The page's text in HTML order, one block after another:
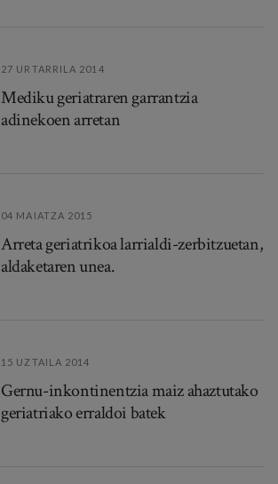
27 URTARRILA 2014
Mediku geriatraren garrantzia
adinekoen arretan
04 MAIATZA 2015
Arreta geriatrikoa larrialdi-zerbitzuetan,
aldaketaren unea.
15 UZTAILA 2014
Gernu-inkontinentzia maiz ahaztutako
geriatriako erraldoi batek